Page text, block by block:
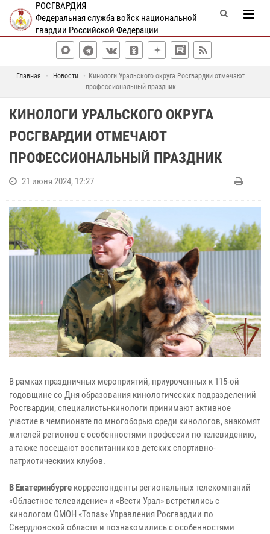
РОСГВАРДИЯ
Федеральная служба войск национальной
гвардии Российской Федерации
Главная Новости
Кинологи Уральского округа Росгвардии отмечают
профессиональный праздник
КИНОЛОГИ УРАЛЬСКОГО ОКРУГА
РОСГВАРДИИ ОТМЕЧАЮТ
ПРОФЕССИОНАЛЬНЫЙ ПРАЗДНИК
21 июня 2024, 12:27
В рамках праздничных мероприятий, приуроченных к 115-ой
годовщине со Дня образования кинологических подразделений
Росгвардии, специалисты-кинологи принимают активное
участие в чемпионате по многоборью среди кинологов, знакомят
жителей регионов с особенностями профессии по телевидению,
а также посещают воспитанников детских спортивно-
патриотическиих клубов.
В Екатеринбурге корреспонденты региональных телекомпаний
«Областное телевидение» и «Вести Урал» встретились с
кинологом ОМОН «Топаз» Управления Росгвардии по
Свердловской области и познакомились с особенностями